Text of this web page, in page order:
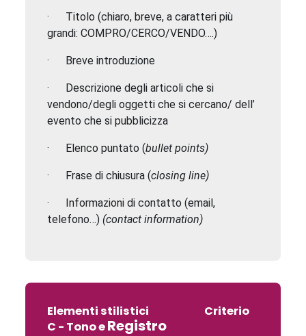
· Titolo (chiaro, breve, a caratteri più
grandi: COMPRO/CERCO/VENDO….)
· Breve introduzione
· Descrizione degli articoli che si
vendono/degli oggetti che si cercano/dell’
evento che si pubblicizza
· Elenco puntato (bullet points)
· Frase di chiusura (closing line)
· Informazioni di contatto (email,
telefono…) (contact information)
Elementi stilistici Criterio
C - Tono eRegistro